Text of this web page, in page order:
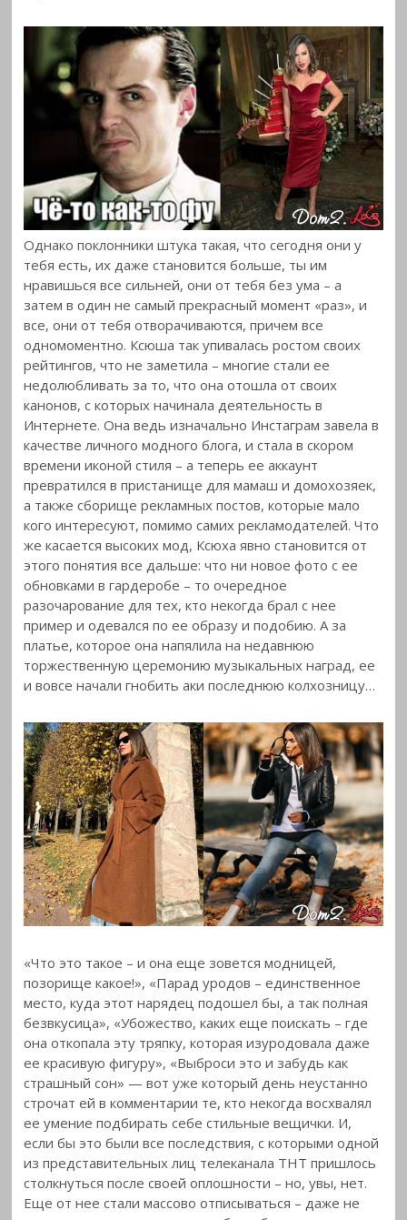
Однако поклонники штука такая, что сегодня они у
тебя есть, их даже становится больше, ты им
нравишься все сильней, они от тебя без ума – а
затем в один не самый прекрасный момент «раз», и
все, они от тебя отворачиваются, причем все
одномоментно. Ксюша так упивалась ростом своих
рейтингов, что не заметила – многие стали ее
недолюбливать за то, что она отошла от своих
канонов, с которых начинала деятельность в
Интернете. Она ведь изначально Инстаграм завела в
качестве личного модного блога, и стала в скором
времени иконой стиля – а теперь ее аккаунт
превратился в пристанище для мамаш и домохозяек,
а также сборище рекламных постов, которые мало
кого интересуют, помимо самих рекламодателей. Что
же касается высоких мод, Ксюха явно становится от
этого понятия все дальше: что ни новое фото с ее
обновками в гардеробе – то очередное
разочарование для тех, кто некогда брал с нее
пример и одевался по ее образу и подобию. А за
платье, которое она напялила на недавнюю
торжественную церемонию музыкальных наград, ее
и вовсе начали гнобить аки последнюю колхозницу…
«Что это такое – и она еще зовется модницей,
позорище какое!», «Парад уродов – единственное
место, куда этот нарядец подошел бы, а так полная
безвкусица», «Убожество, каких еще поискать – где
она откопала эту тряпку, которая изуродовала даже
ее красивую фигуру», «Выброси это и забудь как
страшный сон» — вот уже который день неустанно
строчат ей в комментарии те, кто некогда восхвалял
ее умение подбирать себе стильные вещички. И,
если бы это были все последствия, с которыми одной
из представительных лиц телеканала ТНТ пришлось
столкнуться после своей оплошности – но, увы, нет.
Еще от нее стали массово отписываться – даже не